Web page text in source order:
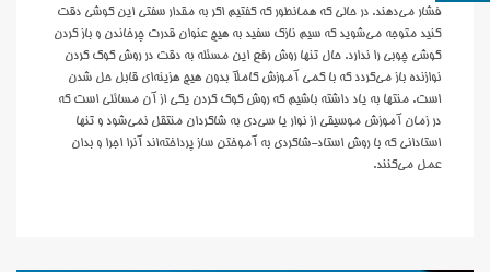
فشار مي‌دهند. در حالي که همانطور که گفتيم اگر به مقدار سفتي اين گوشي دقت
کنيد متوجه مي‌شويد که سيم نازک سفيد به هيچ عنوان قدرت چرخاندن و باز کردن
گوشي چوبي را ندارد. حال تنها روش رفع اين مسئله به دقت در روش کوک کردن
نوازنده باز‌ مي‌گردد که با کمي آموزش کاملآ بدون هيچ هزينه‌اي قابل حل شدن
است. منتها به ياد داشته باشيم که روش کوک کردن يکي از آن مسائلي است که
در زمان آموزش موسيقي از نوار يا سي‌دي به شاگردان منتقل نمي‌شود و تنها
استاداني که با روش استاد-شاگردي به آموختن ساز پرداخته‌اند آنرا اجرا و بدان
عمل مي‌کنند.